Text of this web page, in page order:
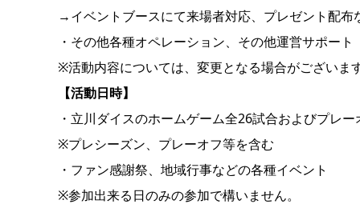
→イベントブースにて来場者対応、プレゼント配布
・その他各種オペレーション、その他運営サポート
※活動内容については、変更となる場合がございます
【活動日時】
・立川ダイスのホームゲーム全26試合およびプレー
※プレシーズン、プレーオフ等を含む
・ファン感謝祭、地域行事などの各種イベント
※参加出来る日のみの参加で構いません。